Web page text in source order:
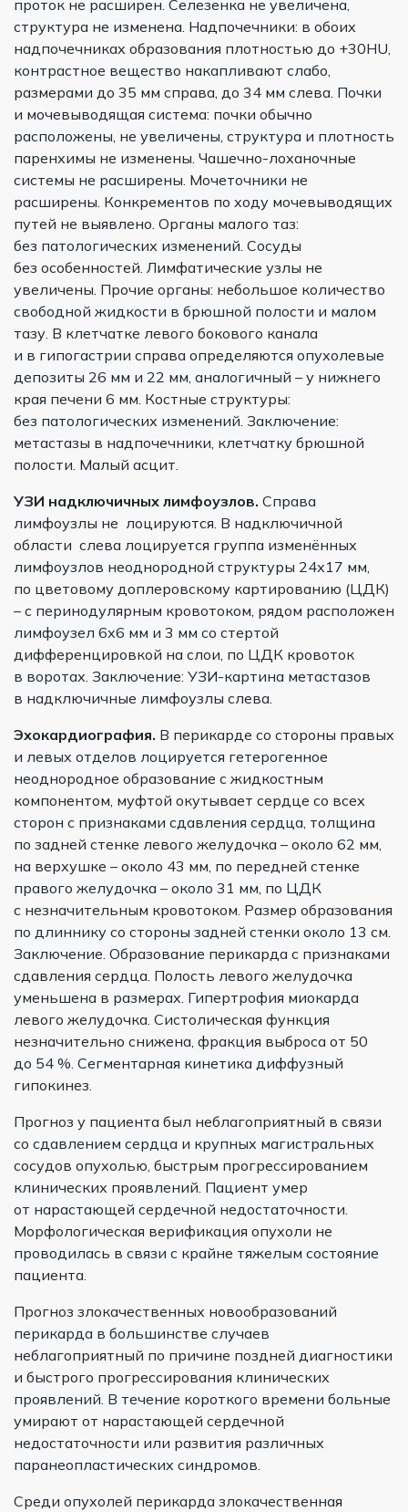
проток не расширен. Селезенка не увеличена,
структура не изменена. Надпочечники: в обоих
надпочечниках образования плотностью до +30HU,
контрастное вещество накапливают слабо,
размерами до 35 мм справа, до 34 мм слева. Почки
и мочевыводящая система: почки обычно
расположены, не увеличены, структура и плотность
паренхимы не изменены. Чашечно-лоханочные
системы не расширены. Мочеточники не
расширены. Конкрементов по ходу мочевыводящих
путей не выявлено. Органы малого таз:
без патологических изменений. Сосуды
без особенностей. Лимфатические узлы не
увеличены. Прочие органы: небольшое количество
свободной жидкости в брюшной полости и малом
тазу. В клетчатке левого бокового канала
и в гипогастрии справа определяются опухолевые
депозиты 26 мм и 22 мм, аналогичный – у нижнего
края печени 6 мм. Костные структуры:
без патологических изменений. Заключение:
метастазы в надпочечники, клетчатку брюшной
полости. Малый асцит.
УЗИ надключичных лимфоузлов. Справа
лимфоузлы не лоцируются. В надключичной
области слева лоцируется группа изменённых
лимфоузлов неоднородной структуры 24х17 мм,
по цветовому доплеровскому картированию (ЦДК)
– с перинодулярным кровотоком, рядом расположен
лимфоузел 6х6 мм и 3 мм со стертой
дифференцировкой на слои, по ЦДК кровоток
в воротах. Заключение: УЗИ-картина метастазов
в надключичные лимфоузлы слева.
Эхокардиография. В перикарде со стороны правых
и левых отделов лоцируется гетерогенное
неоднородное образование с жидкостным
компонентом, муфтой окутывает сердце со всех
сторон с признаками сдавления сердца, толщина
по задней стенке левого желудочка – около 62 мм,
на верхушке – около 43 мм, по передней стенке
правого желудочка – около 31 мм, по ЦДК
с незначительным кровотоком. Размер образования
по длиннику со стороны задней стенки около 13 см.
Заключение. Образование перикарда с признаками
сдавления сердца. Полость левого желудочка
уменьшена в размерах. Гипертрофия миокарда
левого желудочка. Систолическая функция
незначительно снижена, фракция выброса от 50
до 54 %. Сегментарная кинетика диффузный
гипокинез.
Прогноз у пациента был неблагоприятный в связи
со сдавлением сердца и крупных магистральных
сосудов опухолью, быстрым прогрессированием
клинических проявлений. Пациент умер
от нарастающей сердечной недостаточности.
Морфологическая верификация опухоли не
проводилась в связи с крайне тяжелым состояние
пациента.
Прогноз злокачественных новообразований
перикарда в большинстве случаев
неблагоприятный по причине поздней диагностики
и быстрого прогрессирования клинических
проявлений. В течение короткого времени больные
умирают от нарастающей сердечной
недостаточности или развития различных
паранеопластических синдромов.
Среди опухолей перикарда злокачественная